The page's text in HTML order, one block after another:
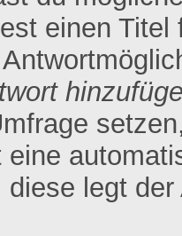
einen
legt